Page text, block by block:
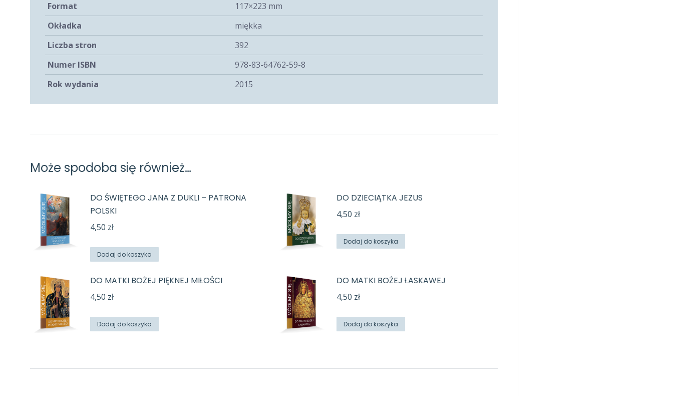
Format
117×223 mm
Okładka
miękka
Liczba stron
392
Numer ISBN
978-83-64762-59-8
Rok wydania
2015
Może spodoba się również…
DO ŚWIĘTEGO JANA Z DUKLI – PATRONA
POLSKI
4,50 zł
Dodaj do koszyka
DO DZIECIĄTKA JEZUS
4,50 zł
Dodaj do koszyka
DO MATKI BOŻEJ PIĘKNEJ MIŁOŚCI
4,50 zł
Dodaj do koszyka
DO MATKI BOŻEJ ŁASKAWEJ
4,50 zł
Dodaj do koszyka